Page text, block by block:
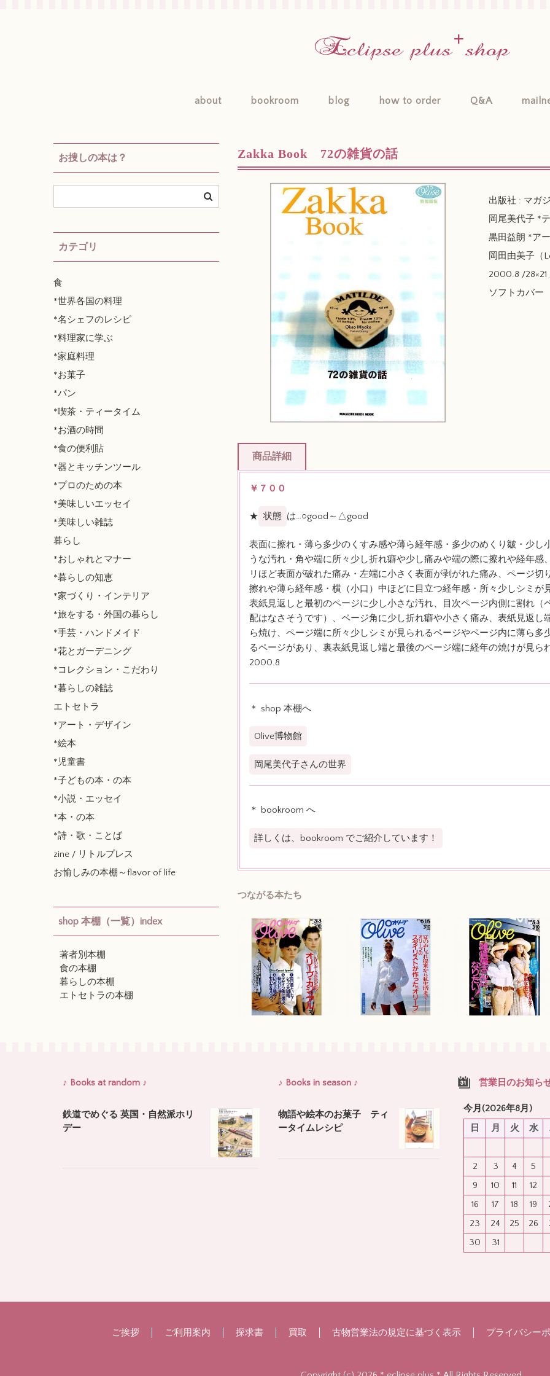
about bookroom blog how to order Q&A
Zakka Book 72の雑貨の話
出版社 : マガ
岡尾美代子 *
黒田益朗 *ア
岡田由美子（
2000.8 /28×21
ソフトカバー
商品詳細
￥７００
★ 状態 は…○good～△good
表面に擦れ・薄ら多少のくすみ感や薄ら経年感・多少のめくり皺・少し
うな汚れ・角や端に所々少し折れ癖や少し痛みや端の際に擦れや経年感
リほど表面が破れた痛み・左端に小さく表面が剥がれた痛み、ページ切
擦れや薄ら経年感・横（小口）中ほどに目立つ経年感・所々少しシミが
表紙見返しと最初のページに少し小さな汚れ、目次ページ内側に割れ（
配はなさそうです）、ページ角に少し折れ癖や小さく痛み、表紙見返し
ら焼け、ページ端に所々少しシミが見られるページやページ内に薄ら多
るページがあり、裏表紙見返し端と最後のページ端に経年の焼けが見ら
2000.8
＊ shop 本棚へ
Olive博物館
岡尾美代子さんの世界
＊ bookroom へ
詳しくは、bookroom でご紹介しています！
つながる本たち
お捜しの本は？
カテゴリ
食
*世界各国の料理
*名シェフのレシピ
*料理家に学ぶ
*家庭料理
*お菓子
*パン
*喫茶・ティータイム
*お酒の時間
*食の便利貼
*器とキッチンツール
*プロのための本
*美味しいエッセイ
*美味しい雑誌
暮らし
*おしゃれとマナー
*暮らしの知恵
*家づくり・インテリア
*旅をする・外国の暮らし
*手芸・ハンドメイド
*花とガーデニング
*コレクション・こだわり
*暮らしの雑誌
エトセトラ
*アート・デザイン
*絵本
*児童書
*子どもの本・の本
*小説・エッセイ
*本・の本
*詩・歌・ことば
zine / リトルプレス
お愉しみの本棚～flavor of life
shop 本棚（一覧）index
著者別本棚
食の本棚
暮らしの本棚
エトセトラの本棚
♪ Books at random ♪
鉄道でめぐる 英国・自然派ホリ
デー
♪ Books in season ♪
物語や絵本のお菓子 ティ
ータイムレシピ
営業日のお知ら
今月(2026年8月)
日
月 火 水
2 3 4
5
9
10 11 12
16
17 18 19
23
24 25 26
30
31
ご挨拶 ご利用案内 探求書 買取 古物営業法の規定に基づく表示 プライバシー